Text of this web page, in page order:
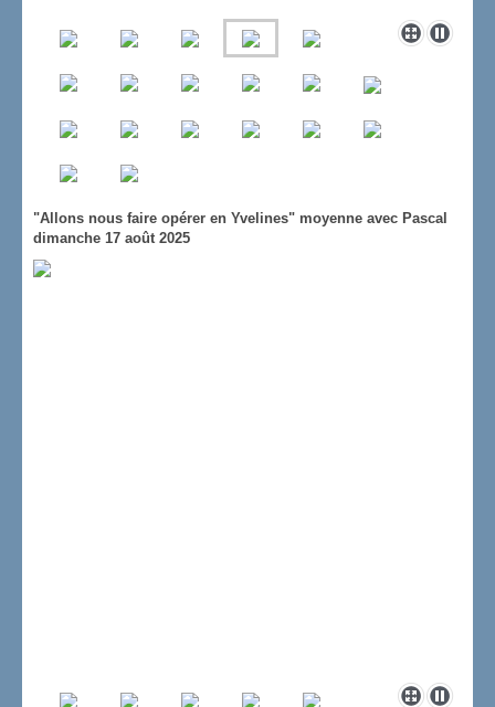
"Allons nous faire opérer en Yvelines" moyenne avec Pascal
dimanche 17 août 2025